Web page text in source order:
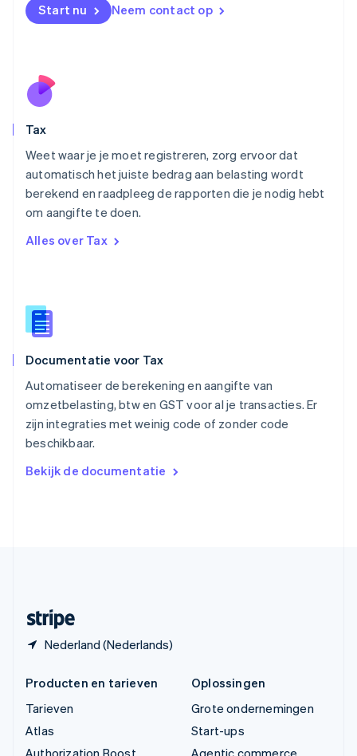
Start nu Neem contact op
Tax
Weet waar je je moet registreren, zorg ervoor dat
automatisch het juiste bedrag aan belasting wordt
berekend en raadpleeg de rapporten die je nodig hebt
om aangifte te doen.
Alles over Tax
Documentatie voor Tax
Automatiseer de berekening en aangifte van
omzetbelasting, btw en GST voor al je transacties. Er
zijn integraties met weinig code of zonder code
beschikbaar.
Bekijk de documentatie
Nederland (Nederlands)
Nederland
NederlandsEnglish
English
Oostenrijk
English
Portugal
English
Roemenië
English
Singapore
English 简体中文
English
Spanje
Thailand
ไทยEnglish
Tsjechië
Vasteland van China
简体中文English
English
Producten en tarieven
Tarieven
Atlas
Authorization Boost
Oplossingen
Grote ondernemingen
Start-ups
Agentic commerce